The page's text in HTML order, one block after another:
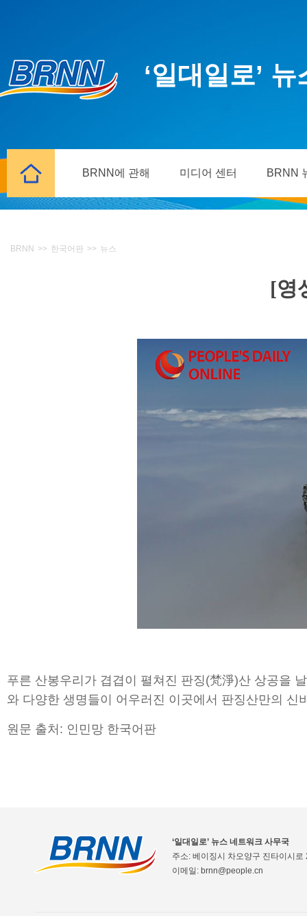
‘일대일로’
BRNN에 관해 미디어 센터 BRNN
BRNN >> 한국어판 >> 뉴스
[영
푸른 산봉우리가 겹겹이 펼쳐진 판징(梵淨)산 상공을
와 다양한 생명들이 어우러진 이곳에서 판징산만의
원문 출처: 인민망 한국어판
‘일대일로’ 뉴스 네트워크 사무국
주소: 베이징시 차오양구 진타이시
이메일: brnn@people.cn